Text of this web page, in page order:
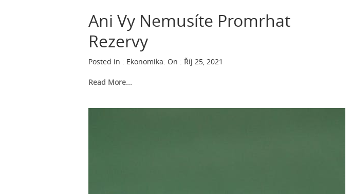
Ani Vy Nemusíte Promrhat
Rezervy
Posted in : Ekonomika: On : Říj 25, 2021
Read More...